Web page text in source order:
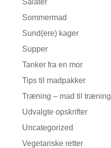
Salater
Sommermad
Sund(ere) kager
Supper
Tanker fra en mor
Tips til madpakker
Træning – mad til træning
Udvalgte opskrifter
Uncategorized
Vegetariske retter